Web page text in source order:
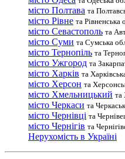
місто Полтава та
місто Рівне та Рівненська
місто Севастополь та
місто Суми та Сумська
місто Тернопіль та
місто Ужгород та
місто Харків та
місто Херсон та
місто Хмельницький та
місто Черкаси та
місто Чернівці та
місто Чернігів та
Нерухомість в Україні